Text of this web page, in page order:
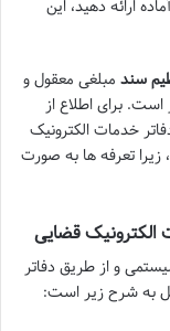
ارائه دهید، این
سند مبلغی معقول و
برای اطلاع از
خدمات الکترونیک
زیرا تعرفه ها به صورت
الکترونیک قضایی
و از طریق دفاتر
به شرح زیر است: